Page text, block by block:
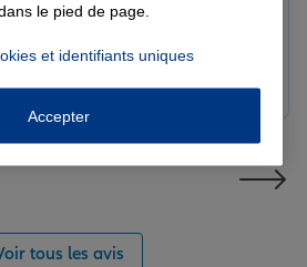
tous les avis
le pied de page.
et identifiants uniques
Accepter